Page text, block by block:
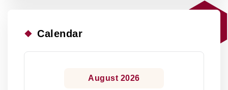
Calendar
August 2026